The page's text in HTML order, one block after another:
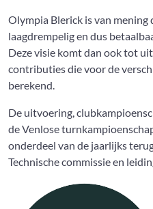
Olympia Blerick is van
laagdrempelig en dus
Deze visie komt dan ook tot
contributies die voor de
berekend.
De uitvoering,
de Venlose
onderdeel van de jaarlijks
Technische commissie en